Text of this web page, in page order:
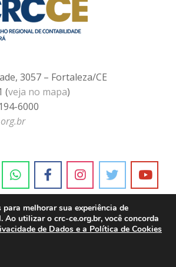
3057 – Fortaleza/CE
(veja no mapa)
6000
melhorar sua experiência de
Ao utilizar o crc-ce.org.br, você concorda
de Dados e a Política de Cookies